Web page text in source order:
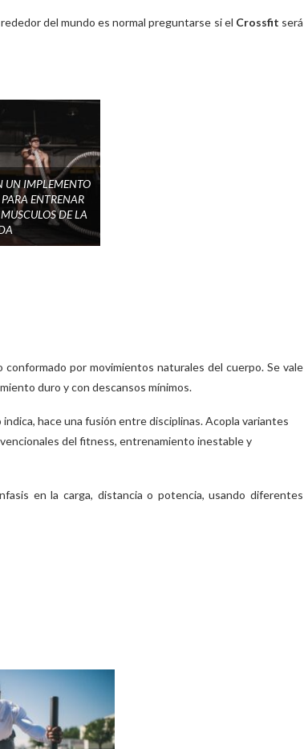
del mundo es normal preguntarse si el Crossfit será
UN IMPLEMENTO
ENTRENAR
DE LA
por movimientos naturales del cuerpo. Se vale
duro y con descansos mínimos.
hace una fusión entre disciplinas. Acopla variantes
del fitness, entrenamiento inestable y
en la carga, distancia o potencia, usando diferentes